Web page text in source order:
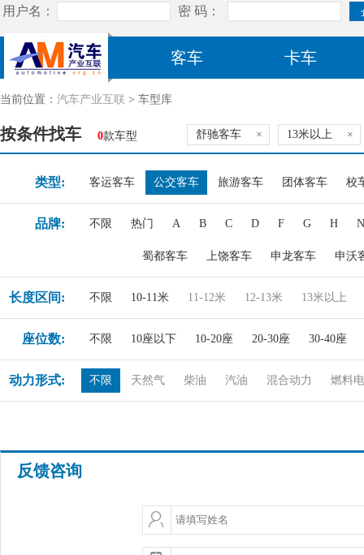
客车 卡车
当前位置： 汽车产业互联 > 车型库
按条件找车 0款车型 舒驰客车 × 13米以上 ×
类型: 客运客车 公交客车 旅游客车 团体客车 校
品牌: 不限 热门 A B C D F G H N
蜀都客车 上饶客车 申龙客车 申沃
长度区间: 不限 10-11米 11-12米 12-13米 13米以上
座位数: 不限 10座以下 10-20座 20-30座 30-40座
动力形式: 不限 天然气 柴油 汽油 混合动力 燃料
反馈咨询